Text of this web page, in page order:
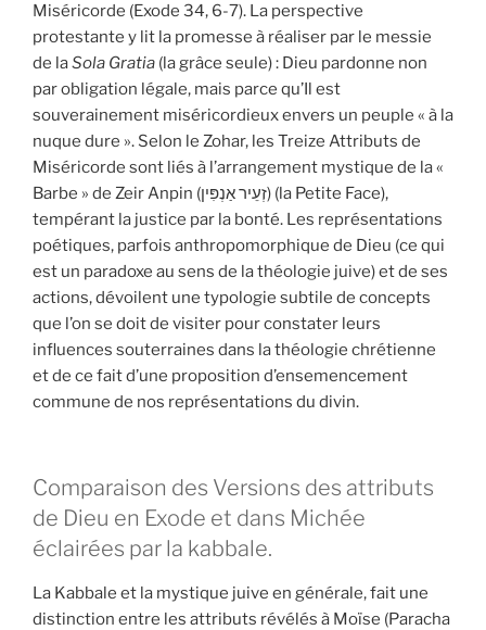
Miséricorde (Exode 34, 6-7). La perspective
protestante y lit la promesse à réaliser par le messie
de laSola Gratia (la grâce seule) : Dieu pardonne non
par obligation légale, mais parce qu’Il est
souverainement miséricordieux envers un peuple « à la
nuque dure ». Selon le Zohar, les Treize Attributs de
Miséricorde sont liés à l’arrangement mystique de la «
Barbe » de Zeir Anpin (זְעֵיר אַנְפִּין) (la Petite Face),
tempérant la justice par la bonté. Les représentations
poétiques, parfois anthropomorphique de Dieu (ce qui
est un paradoxe au sens de la théologie juive) et de ses
actions, dévoilent une typologie subtile de concepts
que l’on se doit de visiter pour constater leurs
influences souterraines dans la théologie chrétienne
et de ce fait d’une proposition d’ensemencement
commune de nos représentations du divin.
Comparaison des Versions des attributs
de Dieu en Exode et dans Michée
éclairées par la kabbale.
La Kabbale et la mystique juive en générale, fait une
distinction entre les attributs révélés à Moïse (Paracha